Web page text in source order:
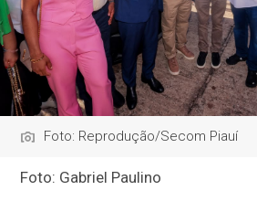
Foto: Reprodução/Secom Piauí
Foto: Gabriel Paulino